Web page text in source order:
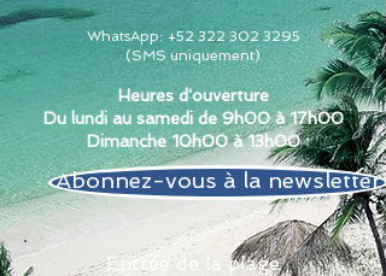
WhatsApp:+52 322 302 3295
(SMS uniquement)
Heures d'ouverture
Du lundi au samedi de 9h00 à 17h00
Dimanche 10h00 à 13h00
Abonnez-vous à la newsletter
Entrée de la plage